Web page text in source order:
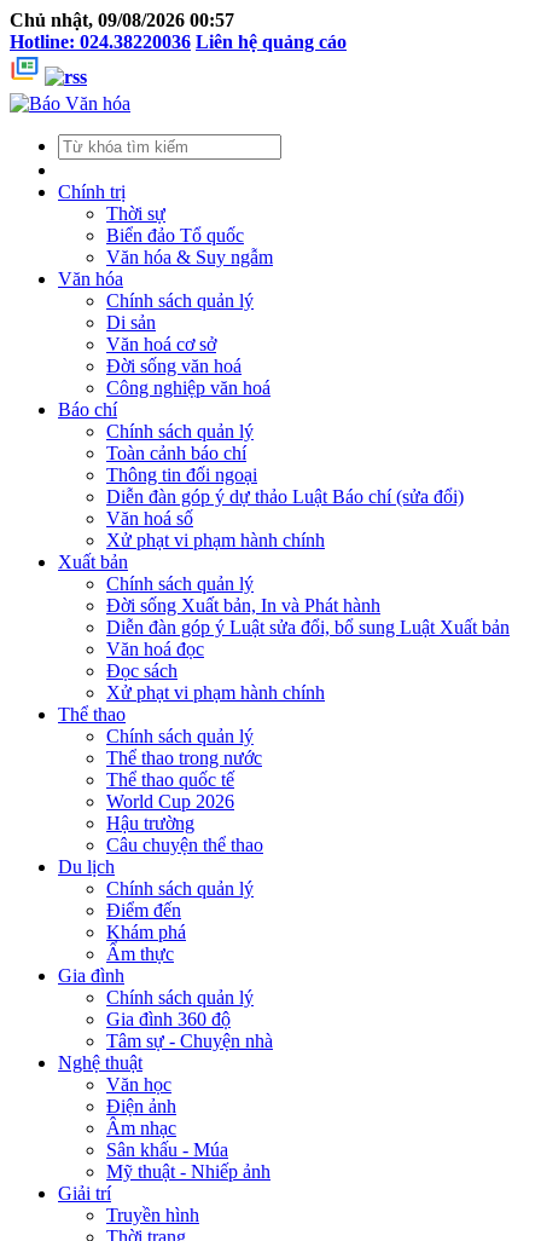
Chủ nhật, 09/08/2026 00:57
Hotline: 024.38220036 Liên hệ quảng cáo
Chính trị
Thời sự
Biển đảo Tổ quốc
Văn hóa & Suy ngẫm
Văn hóa
Chính sách quản lý
Di sản
Văn hoá cơ sở
Đời sống văn hoá
Công nghiệp văn hoá
Báo chí
Chính sách quản lý
Toàn cảnh báo chí
Thông tin đối ngoại
Diễn đàn góp ý dự thảo Luật Báo chí (sửa đổi)
Văn hoá số
Xử phạt vi phạm hành chính
Xuất bản
Chính sách quản lý
Đời sống Xuất bản, In và Phát hành
Diễn đàn góp ý Luật sửa đổi, bổ sung Luật Xuất bản
Văn hoá đọc
Đọc sách
Xử phạt vi phạm hành chính
Thể thao
Chính sách quản lý
Thể thao trong nước
Thể thao quốc tế
World Cup 2026
Hậu trường
Câu chuyện thể thao
Du lịch
Chính sách quản lý
Điểm đến
Khám phá
Ẩm thực
Gia đình
Chính sách quản lý
Gia đình 360 độ
Tâm sự - Chuyện nhà
Nghệ thuật
Văn học
Điện ảnh
Âm nhạc
Sân khấu - Múa
Mỹ thuật - Nhiếp ảnh
Giải trí
Truyền hình
Thời trang